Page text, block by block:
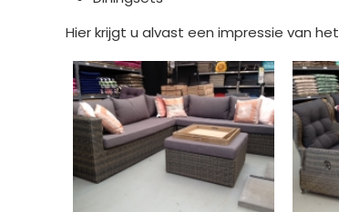
Hier krijgt u alvast een impressie van het